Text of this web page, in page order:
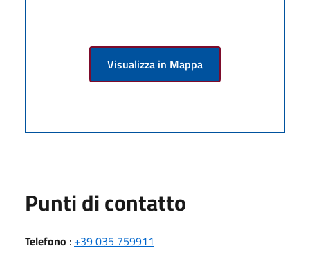
Visualizza in Mappa
Punti di contatto
Telefono : +39 035 759911